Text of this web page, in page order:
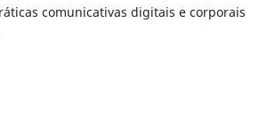
comunicativas digitais e corporais